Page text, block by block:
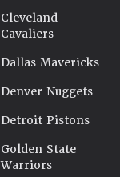
Cleveland
Cavaliers
Dallas Mavericks
Denver Nuggets
Detroit Pistons
Golden State
Warriors